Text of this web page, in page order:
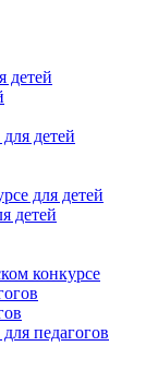
детей
детей
для детей
детей
конкурсе
педагогов